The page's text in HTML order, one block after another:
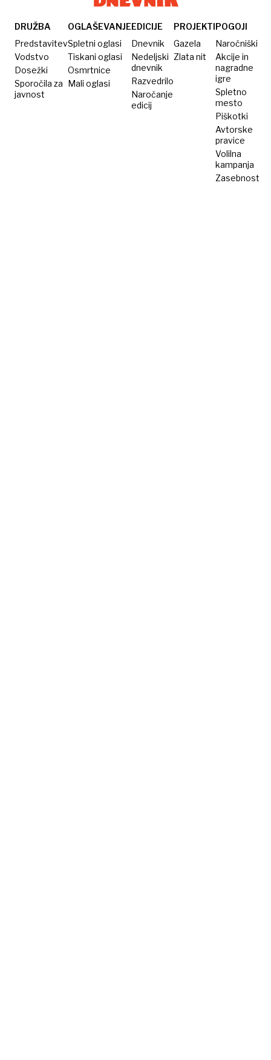
debeli?
DRUŽBA
Predstavitev
Vodstvo
Dosežki
Sporočila za
javnost
OGLAŠEVANJE
Spletni oglasi
Tiskani oglasi
Osmrtnice
Mali oglasi
EDICIJE
Dnevnik
Nedeljski
dnevnik
Razvedrilo
Naročanje
edicij
PROJEKTI
Gazela
Zlata nit
POGOJI
Naročniški
Akcije in
nagradne
igre
Spletno
mesto
Piškotki
Avtorske
pravice
Volilna
kampanja
Zasebnost